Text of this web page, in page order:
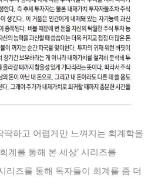
딱하고 어렵게만 느껴지는 회계학을
회계를 통해 본 세상’ 시리즈를
리즈를 통해 독자들이 회계를 좀 더